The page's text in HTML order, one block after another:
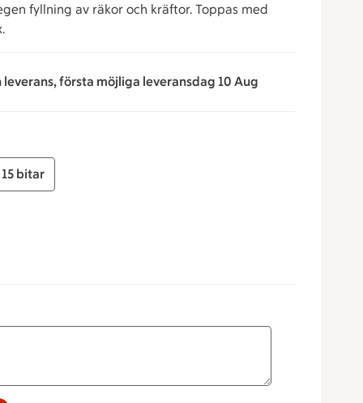
fyllning av räkor och kräftor. Toppas med
första möjliga leveransdag 10 Aug
15 bitar